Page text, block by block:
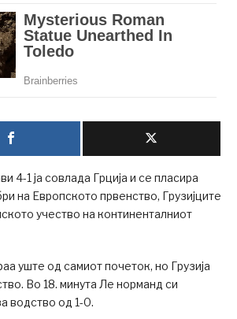
4-1 ја совлада Грција и се пласира
на Европското првенство, Грузијците
учество на континенталниот
уште од самиот почеток, но Грузија
Во 18. минута Ле норманд си
водство од 1-0.